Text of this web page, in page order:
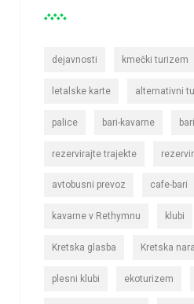
dejavnosti kmečki turizem
letalske karte alternativni
palice bari-kavarne
rezervirajte trajekte
avtobusni prevoz cafe-bari
kavarne v Rethymnu klubi
Kretska glasba Kretska
plesni klubi ekoturizem